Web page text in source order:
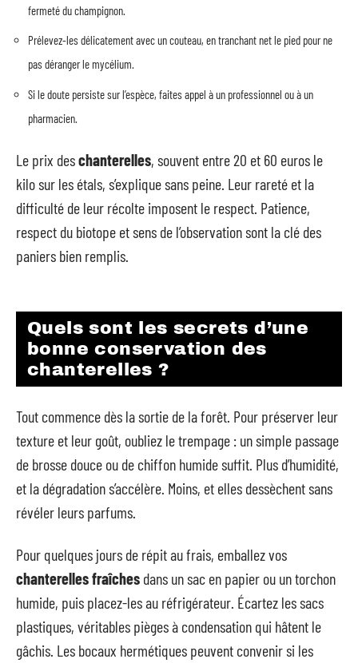
fermeté du champignon.
Prélevez-les délicatement avec un couteau, en tranchant net le pied pour ne
pas déranger le mycélium.
Si le doute persiste sur l’espèce, faites appel à un professionnel ou à un
pharmacien.
Le prix deschanterelles, souvent entre 20 et 60 euros le
kilo sur les étals, s’explique sans peine. Leur rareté et la
difficulté de leur récolte imposent le respect. Patience,
respect du biotope et sens de l’observation sont la clé des
paniers bien remplis.
Quels sont les secrets d’une
bonne conservation des
chanterelles ?
Tout commence dès la sortie de la forêt. Pour préserver leur
texture et leur goût, oubliez le trempage : un simple passage
de brosse douce ou de chiffon humide suffit. Plus d’humidité,
et la dégradation s’accélère. Moins, et elles dessèchent sans
révéler leurs parfums.
Pour quelques jours de répit au frais, emballez vos
chanterelles fraîches dans un sac en papier ou un torchon
humide, puis placez-les au réfrigérateur. Écartez les sacs
plastiques, véritables pièges à condensation qui hâtent le
gâchis. Les bocaux hermétiques peuvent convenir si les